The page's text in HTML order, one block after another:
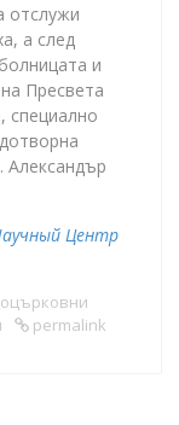
отслужи
а след
и
Пресвета
специално
Александър
Центр
permalink